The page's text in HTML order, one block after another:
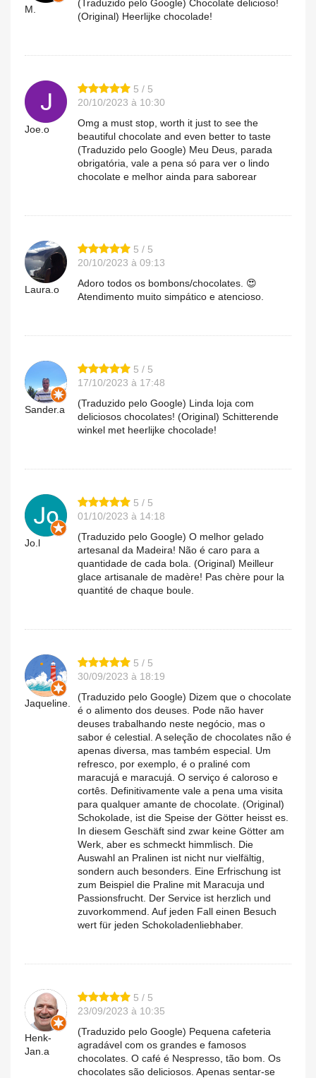
M.
(Traduzido pelo Google) Chocolate delicioso!
(Original) Heerlijke chocolade!
Joe.o
5 / 5
20/10/2023 à 10:30
Omg a must stop, worth it just to see the
beautiful chocolate and even better to taste
(Traduzido pelo Google) Meu Deus, parada
obrigatória, vale a pena só para ver o lindo
chocolate e melhor ainda para saborear
Laura.o
5 / 5
20/10/2023 à 09:13
Adoro todos os bombons/chocolates. 😍
Atendimento muito simpático e atencioso.
Sander.a
5 / 5
17/10/2023 à 17:48
(Traduzido pelo Google) Linda loja com
deliciosos chocolates! (Original) Schitterende
winkel met heerlijke chocolade!
Jo.l
5 / 5
01/10/2023 à 14:18
(Traduzido pelo Google) O melhor gelado
artesanal da Madeira! Não é caro para a
quantidade de cada bola. (Original) Meilleur
glace artisanale de madère! Pas chère pour la
quantité de chaque boule.
Jaqueline.
5 / 5
30/09/2023 à 18:19
(Traduzido pelo Google) Dizem que o chocolate
é o alimento dos deuses. Pode não haver
deuses trabalhando neste negócio, mas o
sabor é celestial. A seleção de chocolates não é
apenas diversa, mas também especial. Um
refresco, por exemplo, é o praliné com
maracujá e maracujá. O serviço é caloroso e
cortês. Definitivamente vale a pena uma visita
para qualquer amante de chocolate. (Original)
Schokolade, ist die Speise der Götter heisst es.
In diesem Geschäft sind zwar keine Götter am
Werk, aber es schmeckt himmlisch. Die
Auswahl an Pralinen ist nicht nur vielfältig,
sondern auch besonders. Eine Erfrischung ist
zum Beispiel die Praline mit Maracuja und
Passionsfrucht. Der Service ist herzlich und
zuvorkommend. Auf jeden Fall einen Besuch
wert für jeden Schokoladenliebhaber.
Henk-
Jan.a
5 / 5
23/09/2023 à 10:35
(Traduzido pelo Google) Pequena cafeteria
agradável com os grandes e famosos
chocolates. O café é Nespresso, tão bom. Os
chocolates são deliciosos. Apenas sentar-se